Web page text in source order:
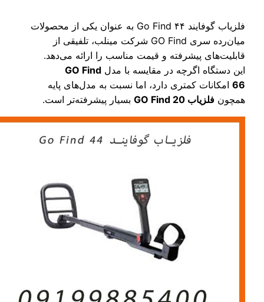
فلزیاب گوفایند ۴۴ Go Find به عنوان یکی از محصولات
میان‌رده سری GO Find شرکت مینلب، تلفیقی از
قابلیت‌های پیشرفته و قیمت مناسب را ارائه می‌دهد.
این دستگاه اگرچه در مقایسه با مدلGO Find
امکانات کمتری دارد، اما نسبت به مدل‌های پایه
همچونفلزیاب GO Find 20 بسیار پیشرفته‌تر است.